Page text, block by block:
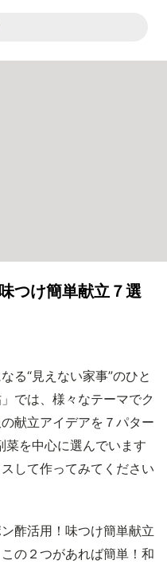
つけ簡単献立７選
る“見えない家事”のひと
では、様々なテーマでク
献立アイデアを７パター
菜を中心に選んでいます
して作ってみてください
酢活用！味つけ簡単献立
の２つがあれば簡単！和